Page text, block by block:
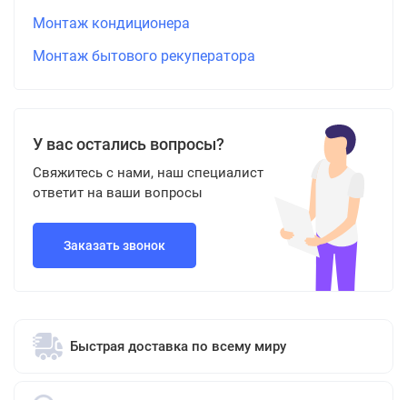
Монтаж кондиционера
Монтаж бытового рекуператора
У вас остались вопросы?
Свяжитесь с нами, наш специалист
ответит на ваши вопросы
Заказать звонок
Быстрая доставка по всему миру